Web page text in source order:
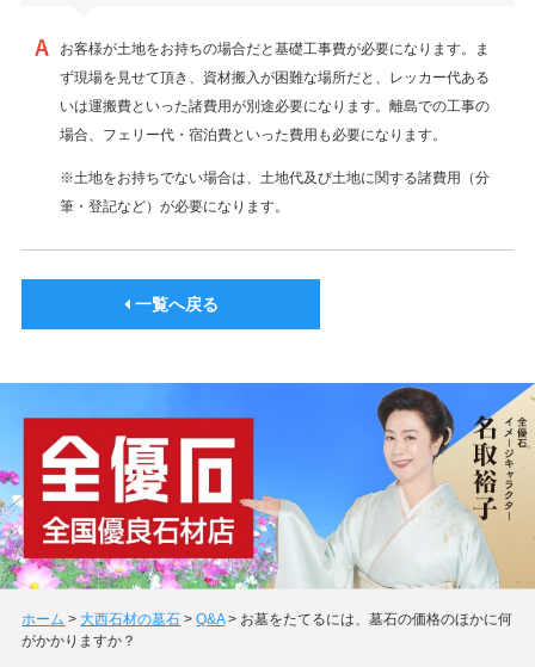
お客様が土地をお持ちの場合だと基礎工事費が必要になります。ま
ず現場を見せて頂き、資材搬入が困難な場所だと、レッカー代ある
いは運搬費といった諸費用が別途必要になります。離島での工事の
場合、フェリー代・宿泊費といった費用も必要になります。
※土地をお持ちでない場合は、土地代及び土地に関する諸費用（分
筆・登記など）が必要になります。
一覧へ戻る
ホーム > 大西石材の墓石 >Q&A> お墓をたてるには、墓石の価格のほかに何
がかかりますか？